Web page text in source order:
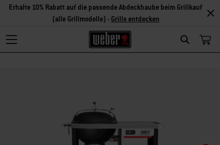
Search
Erhalte 10% Rabatt auf die passende Abdeckhaube beim Grillkauf
(alle Grillmodelle) - Grills entdecken